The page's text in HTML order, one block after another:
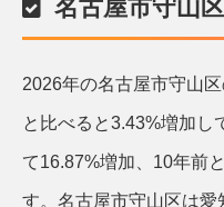
名古屋市守山
2026年の名古屋市守山
と比べると3.43%増加し
て16.87%増加、10年前
す。名古屋市守山区は